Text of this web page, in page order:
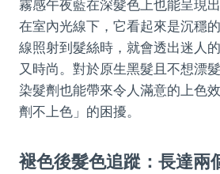
霧感午夜藍在深髮色上也能呈現
在室內光線下，它看起來是沉穩
線照射到髮絲時，就會透出迷人
又時尚。對於原生黑髮且不想漂
染髮劑也能帶來令人滿意的上色
劑不上色」的困擾。
褪色後髮色追蹤：長達兩